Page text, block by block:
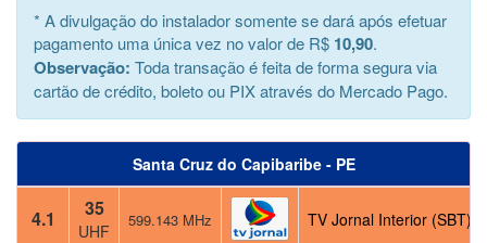
* A divulgação do instalador somente se dará após efetuar
pagamento uma única vez no valor de R$ 10,90.
Observação: Toda transação é feita de forma segura via
cartão de crédito, boleto ou PIX através do Mercado Pago.
Santa Cruz do Capibaribe - PE
4.1 35
UHF
599.143 MHz TV Jornal Interior (SBT)